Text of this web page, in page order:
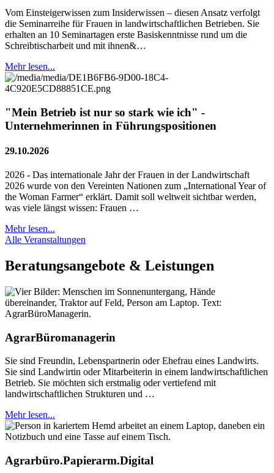
Vom Einsteigerwissen zum Insiderwissen – diesen Ansatz verfolgt
die Seminarreihe für Frauen in landwirtschaftlichen Betrieben. Sie
erhalten an 10 Seminartagen erste Basiskenntnisse rund um die
Schreibtischarbeit und mit ihnen&…
Mehr lesen...
"Mein Betrieb ist nur so stark wie ich" -
Unternehmerinnen in Führungspositionen
29.10.2026
2026 - Das internationale Jahr der Frauen in der Landwirtschaft
2026 wurde von den Vereinten Nationen zum „International Year of
the Woman Farmer“ erklärt. Damit soll weltweit sichtbar werden,
was viele längst wissen: Frauen …
Mehr lesen...
Alle Veranstaltungen
Beratungsangebote & Leistungen
AgrarBüromanagerin
Sie sind Freundin, Lebenspartnerin oder Ehefrau eines Landwirts.
Sie sind Landwirtin oder Mitarbeiterin in einem landwirtschaftlichen
Betrieb. Sie möchten sich erstmalig oder vertiefend mit
landwirtschaftlichen Strukturen und …
Mehr lesen...
Agrarbüro.Papierarm.Digital